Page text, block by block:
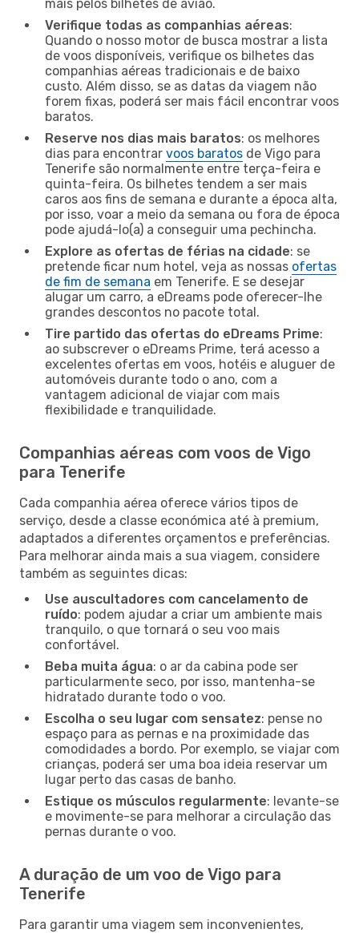
mais pelos bilhetes de avião.
Verifique todas as companhias aéreas:
Quando o nosso motor de busca mostrar a lista
de voos disponíveis, verifique os bilhetes das
companhias aéreas tradicionais e de baixo
custo. Além disso, se as datas da viagem não
forem fixas, poderá ser mais fácil encontrar voos
baratos.
Reserve nos dias mais baratos: os melhores
dias para encontrar voos baratos de Vigo para
Tenerife são normalmente entre terça-feira e
quinta-feira. Os bilhetes tendem a ser mais
caros aos fins de semana e durante a época alta,
por isso, voar a meio da semana ou fora de época
pode ajudá-lo(a) a conseguir uma pechincha.
Explore as ofertas de férias na cidade: se
pretende ficar num hotel, veja as nossas ofertas
de fim de semana em Tenerife. E se desejar
alugar um carro, a eDreams pode oferecer-lhe
grandes descontos no pacote total.
Tire partido das ofertas do eDreams Prime:
ao subscrever o eDreams Prime, terá acesso a
excelentes ofertas em voos, hotéis e aluguer de
automóveis durante todo o ano, com a
vantagem adicional de viajar com mais
flexibilidade e tranquilidade.
Companhias aéreas com voos de Vigo
para Tenerife
Cada companhia aérea oferece vários tipos de
serviço, desde a classe económica até à premium,
adaptados a diferentes orçamentos e preferências.
Para melhorar ainda mais a sua viagem, considere
também as seguintes dicas:
Use auscultadores com cancelamento de
ruído: podem ajudar a criar um ambiente mais
tranquilo, o que tornará o seu voo mais
confortável.
Beba muita água: o ar da cabina pode ser
particularmente seco, por isso, mantenha-se
hidratado durante todo o voo.
Escolha o seu lugar com sensatez: pense no
espaço para as pernas e na proximidade das
comodidades a bordo. Por exemplo, se viajar com
crianças, poderá ser uma boa ideia reservar um
lugar perto das casas de banho.
Estique os músculos regularmente: levante-se
e movimente-se para melhorar a circulação das
pernas durante o voo.
A duração de um voo de Vigo para
Tenerife
Para garantir uma viagem sem inconvenientes,